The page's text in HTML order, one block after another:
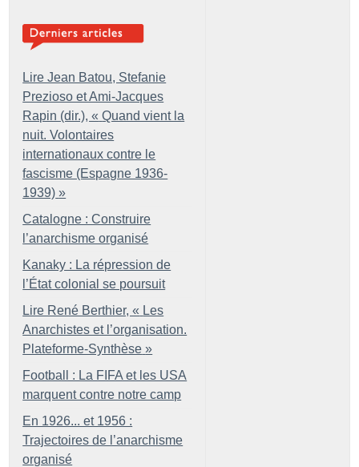
Lire Jean Batou, Stefanie
Prezioso et Ami-Jacques
Rapin (dir.), « Quand vient la
nuit. Volontaires
internationaux contre le
fascisme (Espagne 1936-
1939) »
Catalogne : Construire
l’anarchisme organisé
Kanaky : La répression de
l’État colonial se poursuit
Lire René Berthier, « Les
Anarchistes et l’organisation.
Plateforme-Synthèse »
Football : La FIFA et les USA
marquent contre notre camp
En 1926... et 1956 :
Trajectoires de l’anarchisme
organisé